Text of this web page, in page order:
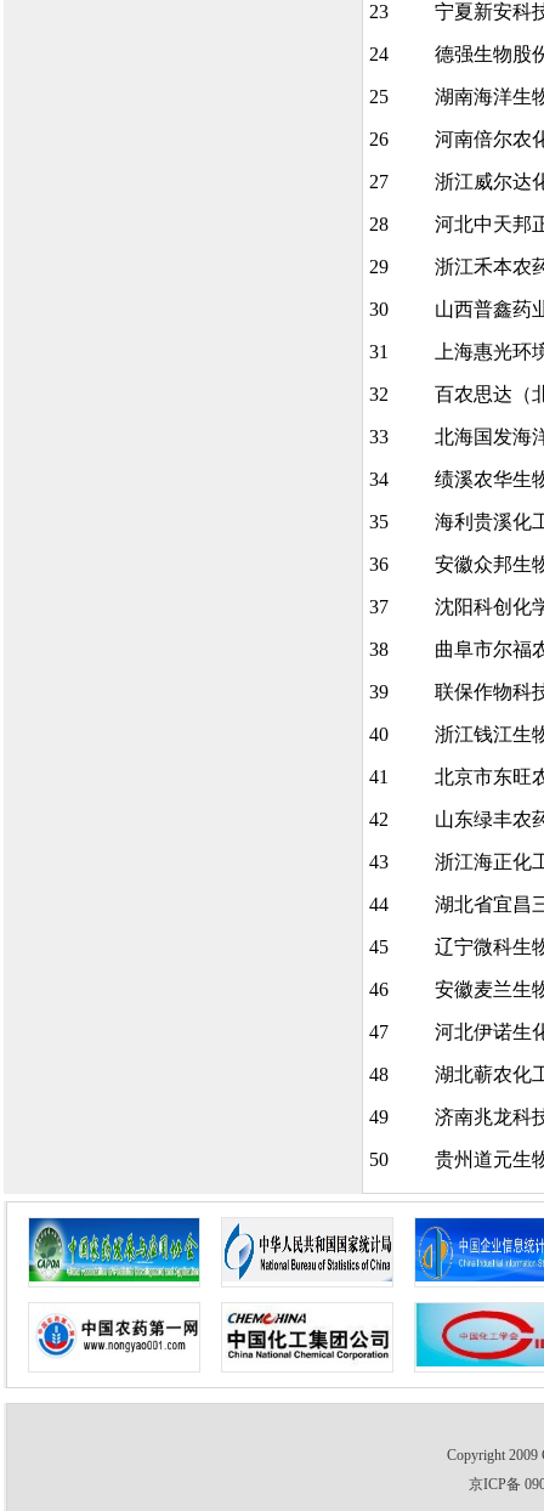
23 宁夏新安科
24 德强生物股
25 湖南海洋生
26 河南倍尔农
27 浙江威尔达
28 河北中天邦
29 浙江禾本农
30 山西普鑫药
31 上海惠光环
32 百农思达（
33 北海国发海
34 绩溪农华生
35 海利贵溪化
36 安徽众邦生
37 沈阳科创化
38 曲阜市尔福
39 联保作物科
40 浙江钱江生
41 北京市东旺
42 山东绿丰农
43 浙江海正化
44 湖北省宜昌
45 辽宁微科生
46 安徽麦兰生
47 河北伊诺生
48 湖北蕲农化
49 济南兆龙科
50 贵州道元生
Copyright 2009
京ICP备